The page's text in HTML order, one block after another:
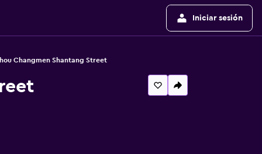
Iniciar sesión
Changmen Shantang Street